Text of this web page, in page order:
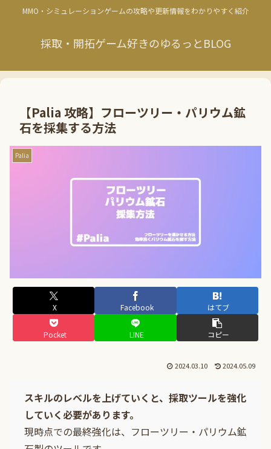
MMO・シミュレーションゲームの攻略や更新情報をわかりやすく紹介
採取・開拓ゲーム好きのゆるっとBLOG
【Palia 攻略】フローツリー・パリウム鉱
石を採集する方法
Palia
X Facebook はてブ
Pocket LINE コピー
2024.03.10 2024.05.09
スキルのレベルを上げていくと、採取ツールを強化
していく必要があります。
現時点での最終強化は、フローツリー・パリウム鉱